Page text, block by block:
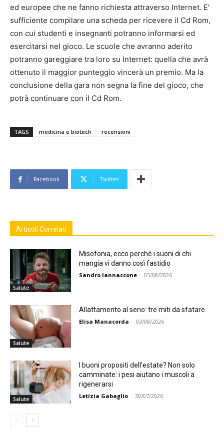
ed europee che ne fanno richiesta attraverso Internet. E’
sufficiente compilare una scheda per ricevere il Cd Rom,
con cui studenti e insegnanti potranno informarsi ed
esercitarsi nel gioco. Le scuole che avranno aderito
potranno gareggiare tra loro su Internet: quella che avrà
ottenuto il maggior punteggio vincerà un premio. Ma la
conclusione della gara non segna la fine del gioco, che
potrà continuare con il Cd Rom.
TAGS medicina e biotech recensioni
Facebook Twitter
Articoli Correlati
Salute
Misofonia, ecco perché i suoni di chi
mangia vi danno così fastidio
Sandro Iannaccone - 05/08/2026
Salute
Allattamento al seno: tre miti da sfatare
Elisa Manacorda - 03/08/2026
Salute
I buoni propositi dell’estate? Non solo
camminate: i pesi aiutano i muscoli a
rigenerarsi
Letizia Gabaglio - 30/07/2026